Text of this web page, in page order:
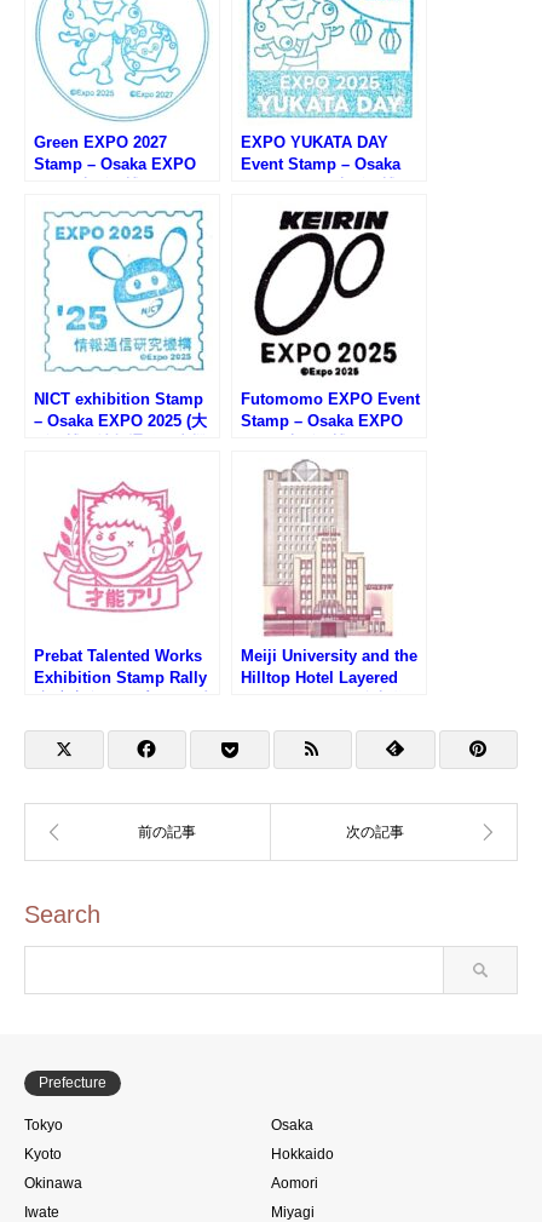
Green EXPO 2027
Stamp – Osaka EXPO
GREEN×EXPO2027スタ
ンプラリー)
EXPO YUKATA DAY
Event Stamp – Osaka
万博ゆかたデーのスタン
NICT exhibition Stamp
– Osaka EXPO 2025 (大
Futomomo EXPO Event
Stamp – Osaka EXPO
もEXPOのスタンプ)
Prebat Talented Works
Exhibition Stamp Rally
Meiji University and the
Hilltop Hotel Layered
タンプラリー)
Search
Prefecture
Tokyo
Osaka
Kyoto
Hokkaido
Okinawa
Aomori
Iwate
Miyagi